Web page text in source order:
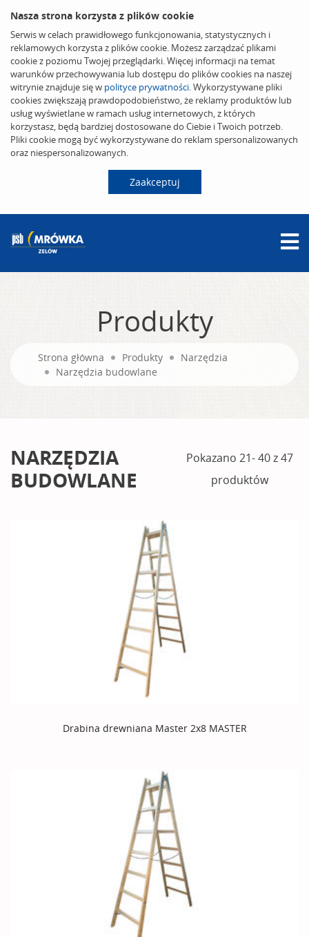
Nasza strona korzysta z plików cookie
Serwis w celach prawidłowego funkcjonowania, statystycznych i
reklamowych korzysta z plików cookie. Możesz zarządzać plikami
cookie z poziomu Twojej przeglądarki. Więcej informacji na temat
warunków przechowywania lub dostępu do plików cookies na naszej
witrynie znajduje się w polityce prywatności. Wykorzystywane pliki
cookies zwiększają prawdopodobieństwo, że reklamy produktów lub
usług wyświetlane w ramach usług internetowych, z których
korzystasz, będą bardziej dostosowane do Ciebie i Twoich potrzeb.
Pliki cookie mogą być wykorzystywane do reklam spersonalizowanych
oraz niespersonalizowanych.
Zaakceptuj
Produkty
Strona główna Produkty
Narzędzia
Narzędzia budowlane
NARZĘDZIA
BUDOWLANE
Pokazano 21- 40 z 47
produktów
Drabina drewniana Master 2x8 MASTER